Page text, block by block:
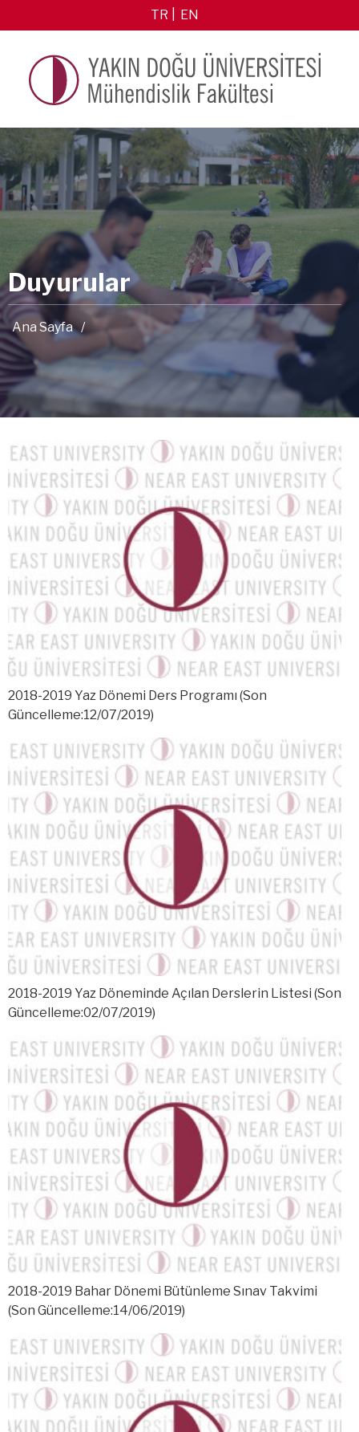
TR EN
Duyurular
Ana Sayfa /
2018-2019 Yaz Dönemi Ders Programı (Son
Güncelleme:12/07/2019)
2018-2019 Yaz Döneminde Açılan Derslerin Listesi (Son
Güncelleme:02/07/2019)
2018-2019 Bahar Dönemi Bütünleme Sınav Takvimi
(Son Güncelleme:14/06/2019)